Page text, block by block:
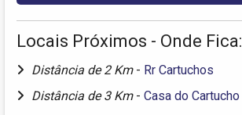
Locais Próximos - Onde Fica:
Distância de 2 Km - Rr Cartuchos
Distância de 3 Km - Casa do Cartucho